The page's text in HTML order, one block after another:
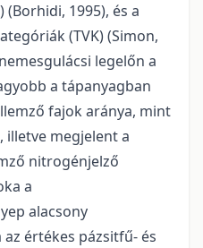
1995), és a
(TVK) (Simon,
legelőn a
a tápanyagban
fajok aránya, mint
illetve megjelent a
nitrogénjelző
a
alacsony
értékes pázsitfű- és